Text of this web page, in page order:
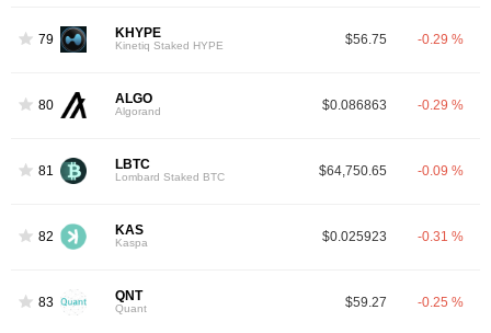
79 KHYPE
Kinetiq Staked HYPE $56.75 -0.29 %
80 ALGO
Algorand $0.086863 -0.29 %
81 LBTC
Lombard Staked BTC $64,750.65 -0.09 %
82 KAS
Kaspa $0.025923 -0.31 %
83 QNT
Quant $59.27 -0.25 %